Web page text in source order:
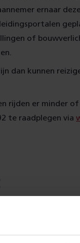
ernaar
of
dan kunnen
rijden er minder
te raadplegen via